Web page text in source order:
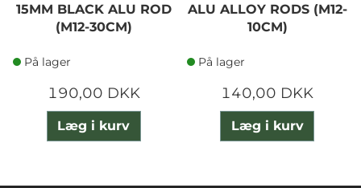
15MM BLACK ALU ROD
(M12-30CM)
På lager
190,00 DKK
Læg i kurv
ALU ALLOY RODS (M12-
10CM)
På lager
140,00 DKK
Læg i kurv